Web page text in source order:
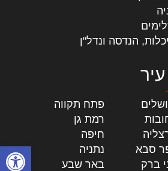
פתח
הנדסה ונדל"ן
פתח תקווה
רמת גן
חיפה
סבא נתניה
ברק באר שבע